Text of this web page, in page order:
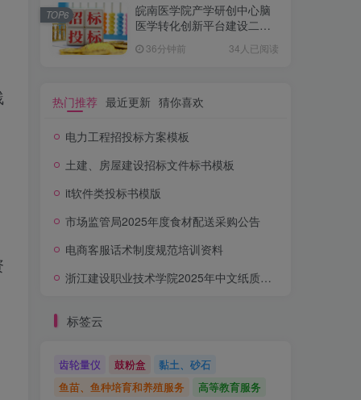
皖南医学院产学研创中心脑
医学转化创新平台建设二期
36分钟前 34人已阅读
TOP6
热门推荐 最近更新 猜你喜欢
电力工程招投标方案模板
土建、房屋建设招标文件标书模板
it软件类投标书模版
市场监管局2025年度食材配送采购公告
电商客服话术制度规范培训资料
浙江建设职业技术学院2025年中文纸质图书采购项目公开招标公告
标签云
齿轮量仪 鼓粉盒
黏土、砂石
鱼苗、鱼种培育和养殖服务
高等教育服务